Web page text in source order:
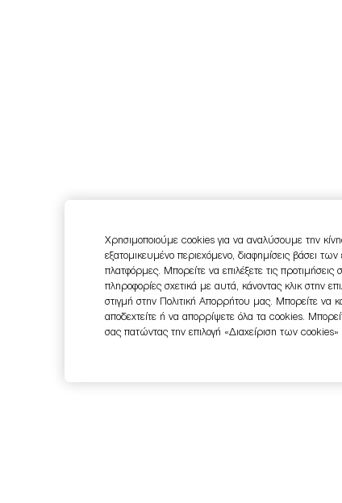
Χρησιμοποιούμε cookies για να αναλύσουμε την
εξατομικευμένο περιεχόμενο, διαφημίσεις βάσει
πλατφόρμες. Μπορείτε να επιλέξετε τις
πληροφορίες σχετικά με αυτά, κάνοντας κλικ στην
στιγμή στην Πολιτική Απορρήτου μας. Μπορείτε να
αποδεχτείτε ή να απορρίψετε όλα τα cookies.
σας πατώντας την επιλογή «Διαχείριση των